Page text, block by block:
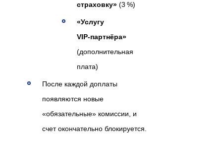
страховку» (3 %)
«Услугу
VIP‑партнёра»
(дополнительная
плата)
После каждой доплаты
появляются новые
«обязательные» комиссии, и
счет окончательно блокируется.